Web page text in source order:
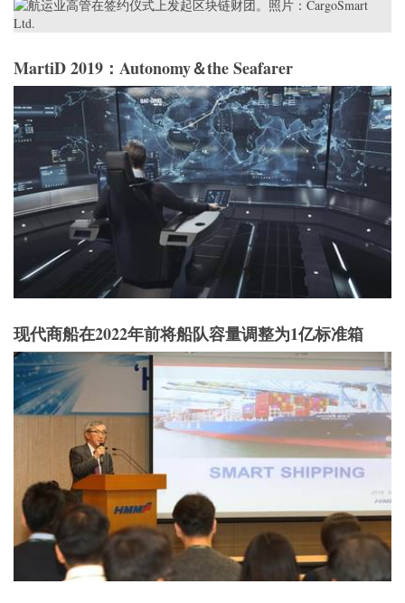
MartiD 2019：Autonomy＆the Seafarer
现代商船在2022年前将船队容量调整为1亿标准箱